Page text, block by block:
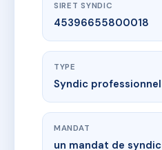
SIRET SYNDIC
45396655800018
TYPE
Syndic professionnel
MANDAT
un mandat de syndic